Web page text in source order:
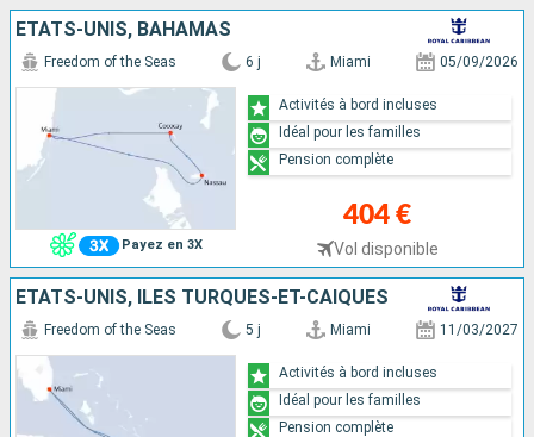
ÉTATS-UNIS, BAHAMAS
Payez en 3X
Freedom of the Seas 6 j Miami 05/09/2026
404 €
Vol disponible
Activités à bord incluses
Idéal pour les familles
Pension complète
ÉTATS-UNIS, ÎLES TURQUES-ET-CAÏQUES
Freedom of the Seas 5 j Miami 11/03/2027
Activités à bord incluses
Idéal pour les familles
Pension complète